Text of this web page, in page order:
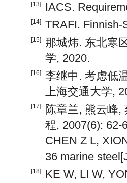
[13] IACS.
[14] TRAFI. Finnish-
[15]
那城炜. 东北寒
学, 2020.
[16]
李继中. 考虑低
上海交通大学,
[17]
陈章兰, 熊云峰,
程, 2007(6): 62-
CHEN Z L,
36 marine
[18]
KE W, LI W,